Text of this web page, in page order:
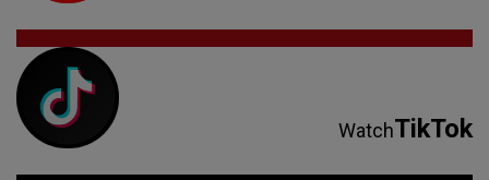
WatchTikTok